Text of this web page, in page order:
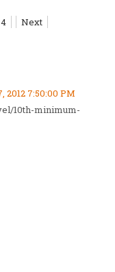
4 Next
2012 7:50:00 PM
10th-minimum-